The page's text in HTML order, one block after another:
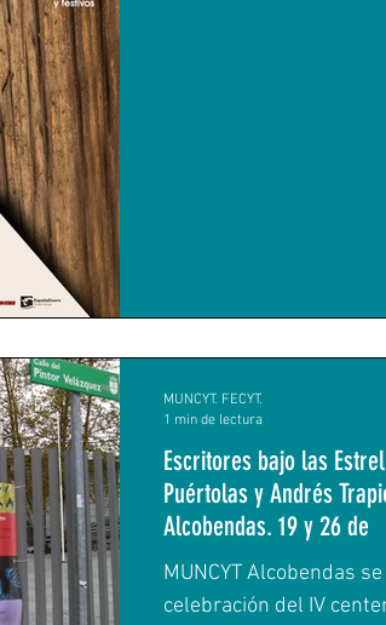
Escritores bajo las
Puértolas y Andrés
Alcobendas. 19 y 26 de
MUNCYT Alcobendas
celebración del IV
MUNCYT. FECYT.
1 min de lectura